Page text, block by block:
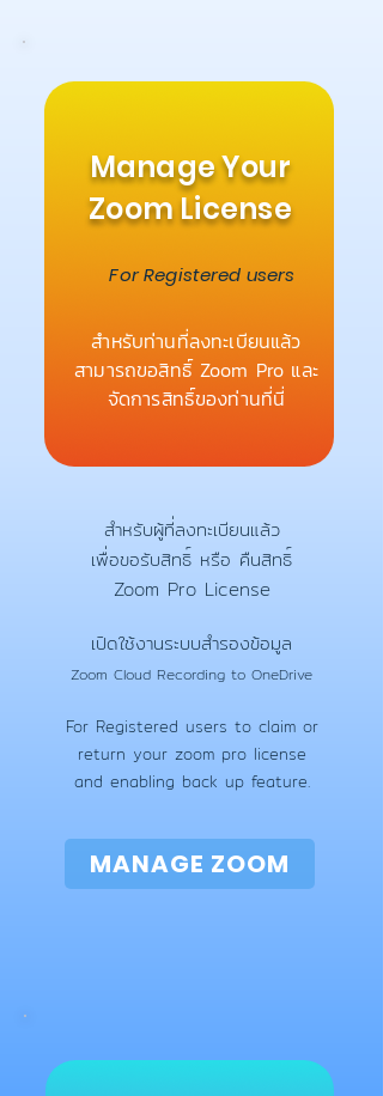
Manage Your
Zoom License
For Registered users
สำหรับท่านที่ลงทะเบียนแล้ว
สามารถขอสิทธิ์ Zoom Pro และ
จัดการสิทธิ์ของท่านที่นี่
สำหรับผู้ที่ลงทะเบียนแล้ว
เพื่อขอรับสิทธิ์ หรือ คืนสิทธิ์
Zoom Pro License
เปิดใช้งานระบบสำรองข้อมูล
Zoom Cloud Recording to OneDrive
For Registered users to claim or
return your zoom pro license
and enabling back upfeature.
MANAGE ZOOM